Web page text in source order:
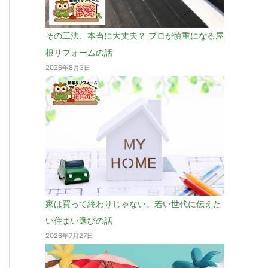
その工法、本当に大丈夫？ プロが慎重になる屋
根リフォームの話
2026年8月3日
家は買って終わりじゃない。若い世代に伝えた
い住まい選びの話
2026年7月27日